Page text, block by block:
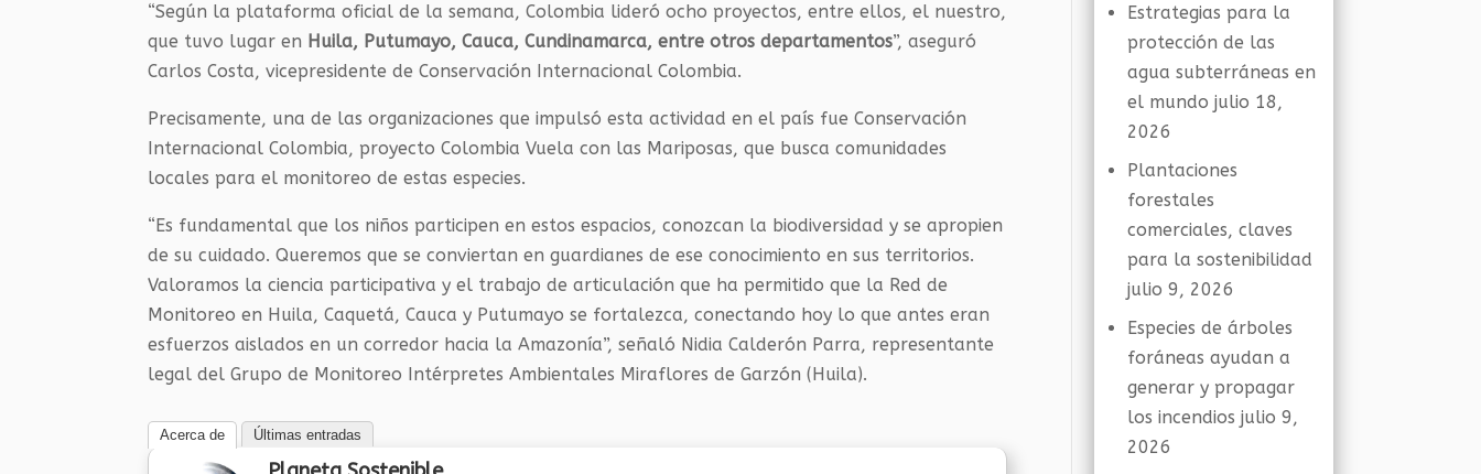
“Según la plataforma oficial de la semana, Colombia lideró ocho proyectos, entre ellos, el nuestro,
que tuvo lugar en Huila, Putumayo, Cauca, Cundinamarca, entre otros departamentos”, aseguró
Carlos Costa, vicepresidente de Conservación Internacional Colombia.
Precisamente, una de las organizaciones que impulsó esta actividad en el país fue Conservación
Internacional Colombia, proyecto Colombia Vuela con las Mariposas, que busca comunidades
locales para el monitoreo de estas especies.
“Es fundamental que los niños participen en estos espacios, conozcan la biodiversidad y se apropien
de su cuidado. Queremos que se conviertan en guardianes de ese conocimiento en sus territorios.
Valoramos la ciencia participativa y el trabajo de articulación que ha permitido que la Red de
Monitoreo en Huila, Caquetá, Cauca y Putumayo se fortalezca, conectando hoy lo que antes eran
esfuerzos aislados en un corredor hacia la Amazonía”, señaló Nidia Calderón Parra, representante
legal del Grupo de Monitoreo Intérpretes Ambientales Miraflores de Garzón (Huila).
Acerca de Últimas entradas
Estrategias para la
protección de las
agua subterráneas en
el mundo julio 18,
2026
Plantaciones
forestales
comerciales, claves
para la sostenibilidad
julio 9, 2026
Especies de árboles
foráneas ayudan a
generar y propagar
los incendios julio 9,
2026